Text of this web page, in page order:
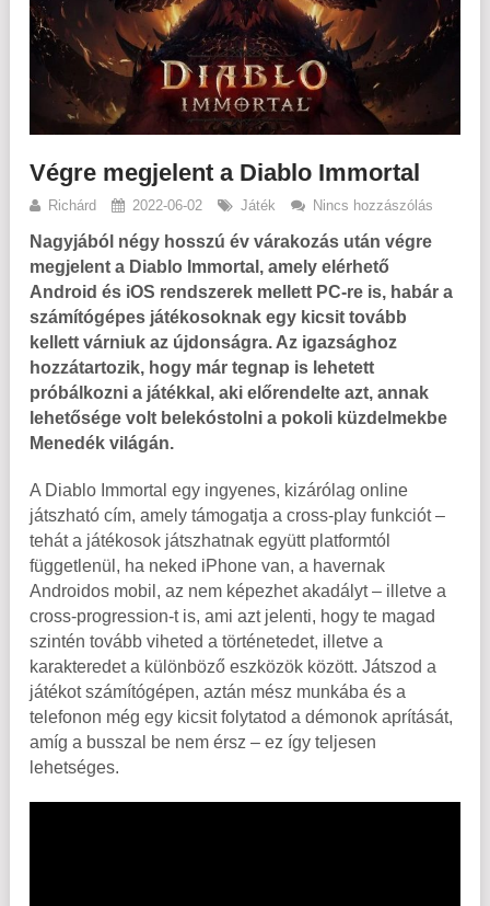
Végre megjelent a Diablo Immortal
Richárd 2022-06-02 Játék Nincs hozzászólás
Nagyjából négy hosszú év várakozás után végre
megjelent a Diablo Immortal, amely elérhető
Android és iOS rendszerek mellett PC-re is, habár a
számítógépes játékosoknak egy kicsit tovább
kellett várniuk az újdonságra. Az igazsághoz
hozzátartozik, hogy már tegnap is lehetett
próbálkozni a játékkal, aki előrendelte azt, annak
lehetősége volt belekóstolni a pokoli küzdelmekbe
Menedék világán.
A Diablo Immortal egy ingyenes, kizárólag online
játszható cím, amely támogatja a cross-play funkciót –
tehát a játékosok játszhatnak együtt platformtól
függetlenül, ha neked iPhone van, a havernak
Androidos mobil, az nem képezhet akadályt – illetve a
cross-progression-t is, ami azt jelenti, hogy te magad
szintén tovább viheted a történetedet, illetve a
karakteredet a különböző eszközök között. Játszod a
játékot számítógépen, aztán mész munkába és a
telefonon még egy kicsit folytatod a démonok aprítását,
amíg a busszal be nem érsz – ez így teljesen
lehetséges.